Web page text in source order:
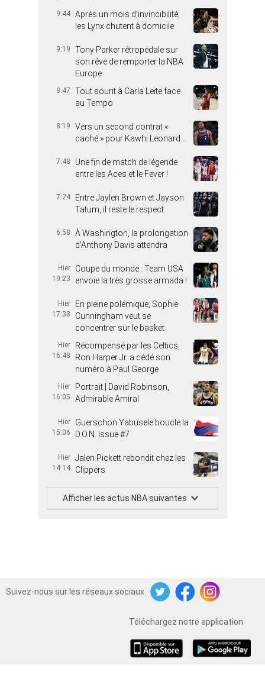
9:44 Après un mois d’invincibilité,
les Lynx chutent à domicile
9:19
Tony Parker rétropédale sur
son rêve de remporter la NBA
Europe
8:47
Tout sourit à Carla Leite face
au Tempo
8:19
Vers un second contrat «
caché » pour Kawhi Leonard…
7:48
Une fin de match de légende
entre les Aces et le Fever !
7:24
Entre Jaylen Brown et Jayson
Tatum, il reste le respect
6:58
À Washington, la prolongation
d’Anthony Davis attendra
Hier
19:23
Coupe du monde : Team USA
envoie la très grosse armada !
Hier
17:38
En pleine polémique, Sophie
Cunningham veut se
concentrer sur le basket
Hier
16:48
Récompensé par les Celtics,
Ron Harper Jr. a cédé son
numéro à Paul George
Hier
16:05
Portrait | David Robinson,
Admirable Amiral
Hier
15:06
Guerschon Yabusele boucle la
D.O.N. Issue #7
Hier
14:14
Jalen Pickett rebondit chez les
Clippers
Afficher les actus NBA suivantes
Suivez-nous sur les réseaux sociaux
TwitterFacebookInstagram
Téléchargez notre application